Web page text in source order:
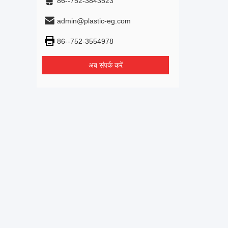
admin@plastic-eg.com
86--752-3554978
अब संपर्क करें